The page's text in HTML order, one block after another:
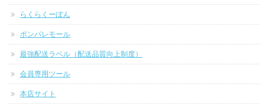
らくらくーぽん
ポンパレモール
最強配送ラベル（配送品質向上制度）
会員専用ツール
本店サイト